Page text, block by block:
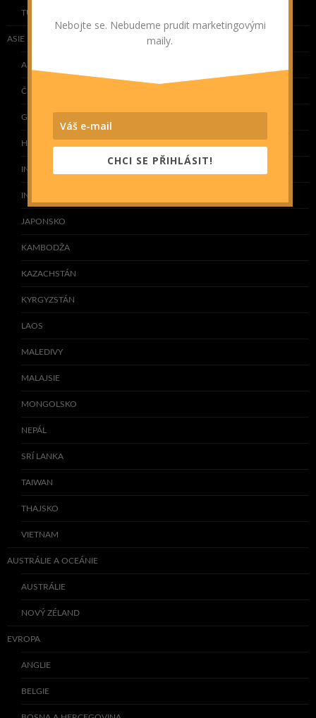
TUNISKO
ASIE
ARMÉNIE
ČÍNA
GRUZIE
HONG KONG
INDIE
INDONÉSIE
JAPONSKO
KAMBODŽA
KAZACHSTÁN
KYRGYZSTÁN
LAOS
MALEDIVY
MALAJSIE
MONGOLSKO
NEPÁL
SRÍ LANKA
TAIWAN
THAJSKO
VIETNAM
AUSTRÁLIE A OCEÁNIE
AUSTRÁLIE
NOVÝ ZÉLAND
EVROPA
ANGLIE
BELGIE
Nebojte se. Nebudeme prudit marketingovými
maily.
CHCI SE PŘIHLÁSIT!